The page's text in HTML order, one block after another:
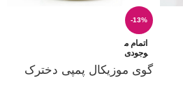
-13%
اتمام م
وجودی
گوی موزیکال پمپی دخترک